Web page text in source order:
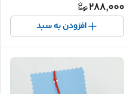
288,000
افزودن به سبد